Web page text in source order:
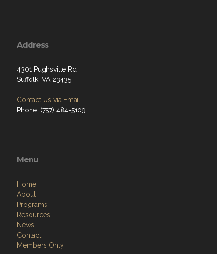
Address
4301 Pughsville Rd
Suffolk, VA 23435
Contact Us via Email
Phone: (757) 484-5109
Menu
Home
About
Programs
Resources
News
Contact
Members Only